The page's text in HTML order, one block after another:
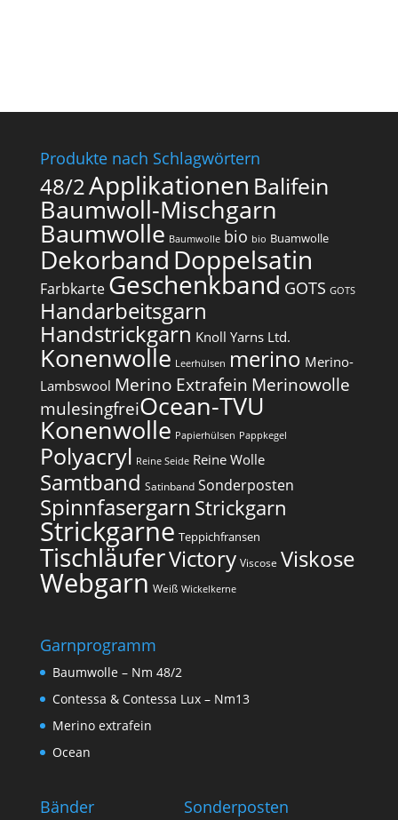
Produkte nach Schlagwörtern
48/2Applikationen Balifein
Baumwoll-Mischgarn
Baumwolle Baumwolle bio bio Buamwolle
Dekorband Doppelsatin
Farbkarte Geschenkband GOTS GOTS
Handarbeitsgarn
Handstrickgarn Knoll Yarns Ltd.
Konenwolle Leerhülsen merino Merino-
Lambswool Merino Extrafein Merinowolle
mulesingfrei​Ocean-TVU
Konenwolle Papierhülsen Pappkegel
Polyacryl Reine Seide Reine Wolle
Samtband Satinband Sonderposten
Spinnfasergarn Strickgarn
Strickgarne Teppichfransen
TischläuferVictory Viscose Viskose
Webgarn Weiß Wickelkerne
Garnprogramm
Baumwolle – Nm 48/2
Contessa & Contessa Lux – Nm13
Merino extrafein
Ocean
Bänder Sonderposten